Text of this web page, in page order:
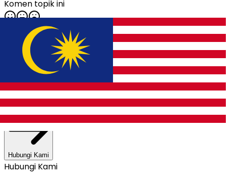
Komen topik ini
Carian pantas
perkhidmatan & maklumat kerajaan
Carian
Hubungi Kami
Hubungi Kami